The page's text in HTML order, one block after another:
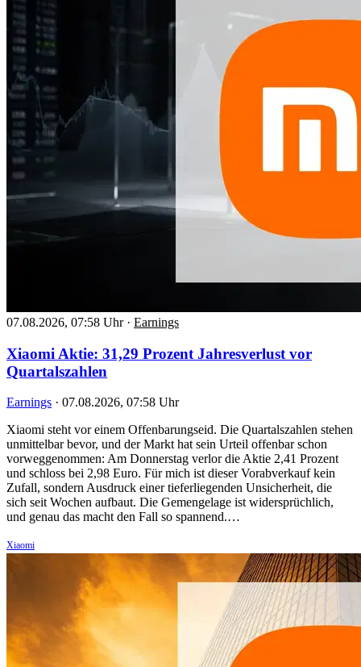
07.08.2026, 07:58 Uhr · Earnings
Xiaomi Aktie: 31,29 Prozent Jahresverlust vor
Quartalszahlen
Earnings · 07.08.2026, 07:58 Uhr
Xiaomi steht vor einem Offenbarungseid. Die Quartalszahlen stehen
unmittelbar bevor, und der Markt hat sein Urteil offenbar schon
vorweggenommen: Am Donnerstag verlor die Aktie 2,41 Prozent
und schloss bei 2,98 Euro. Für mich ist dieser Vorabverkauf kein
Zufall, sondern Ausdruck einer tieferliegenden Unsicherheit, die
sich seit Wochen aufbaut. Die Gemengelage ist widersprüchlich,
und genau das macht den Fall so spannend.…
Xiaomi